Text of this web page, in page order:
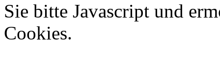
Sie bitte Javascript und
Cookies.